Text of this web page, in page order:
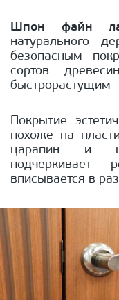
Шпон файн
натурального
безопасным
сортов
быстрорастущим
Покрытие
похоже на
царапин и
подчеркивает
вписывается в